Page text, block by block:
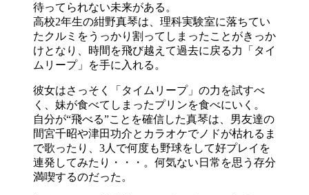
待ってられない未来がある。
高校2年生の紺野真琴は、理科実験室に落ちてい
たクルミをうっかり割ってしまったことがきっか
けとなり、時間を飛び越えて過去に戻る力「タイ
ムリープ」を手に入れる。
彼女はさっそく「タイムリープ」の力を試すべ
く、妹が食べてしまったプリンを食べにいく。
自分が“飛べる”ことを確信した真琴は、男友達の
間宮千昭や津田功介とカラオケでノドが枯れるま
で歌ったり、3人で何度も野球をして好プレイを
連発してみたり・・・。何気ない日常を思う存分
満喫するのだった。